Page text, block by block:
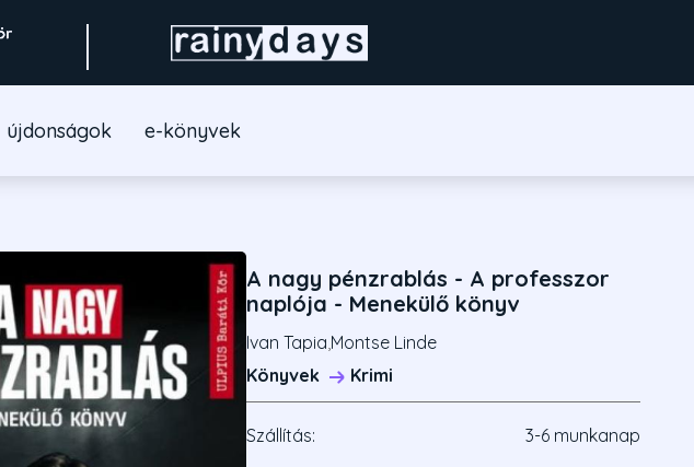
újdonságok e-könyvek
A nagy pénzrablás - A professzor
naplója - Menekülő könyv
Ivan Tapia Montse Linde
Könyvek
Krimi
Szállítás: 3-6 munkanap